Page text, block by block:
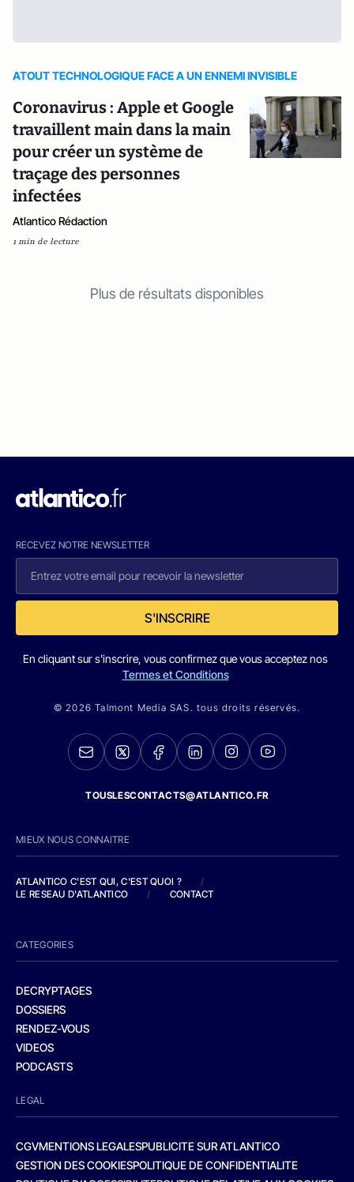
ATOUT TECHNOLOGIQUE FACE A UN ENNEMI INVISIBLE
Coronavirus : Apple et Google
travaillent main dans la main
pour créer un système de
traçage des personnes
infectées
Atlantico Rédaction
1 min de lecture
Plus de résultats disponibles
RECEVEZ NOTRE NEWSLETTER
S'INSCRIRE
En cliquant sur s'inscrire, vous confirmez que vous acceptez nos
Termes et Conditions
© 2026 Talmont Media SAS. tous droits réservés.
TOUSLESCONTACTS@ATLANTICO.FR
MIEUX NOUS CONNAITRE
ATLANTICO C'EST QUI, C'EST QUOI ?
/
LE RESEAU D'ATLANTICO
/ CONTACT
CATEGORIES
DECRYPTAGES
DOSSIERS
RENDEZ-VOUS
VIDEOS
PODCASTS
LEGAL
CGVMENTIONS LEGALESPUBLICITE SUR ATLANTICO
GESTION DES COOKIESPOLITIQUE DE CONFIDENTIALITE